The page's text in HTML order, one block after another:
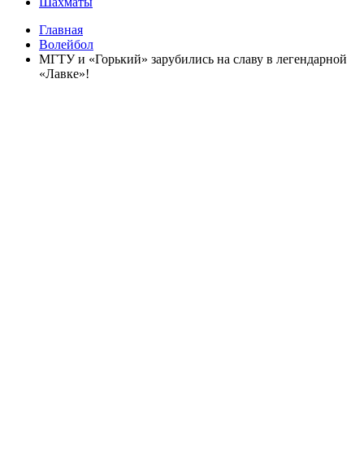
Главная
Волейбол
МГТУ и «Горький» зарубились на славу в легендарной
«Лавке»!